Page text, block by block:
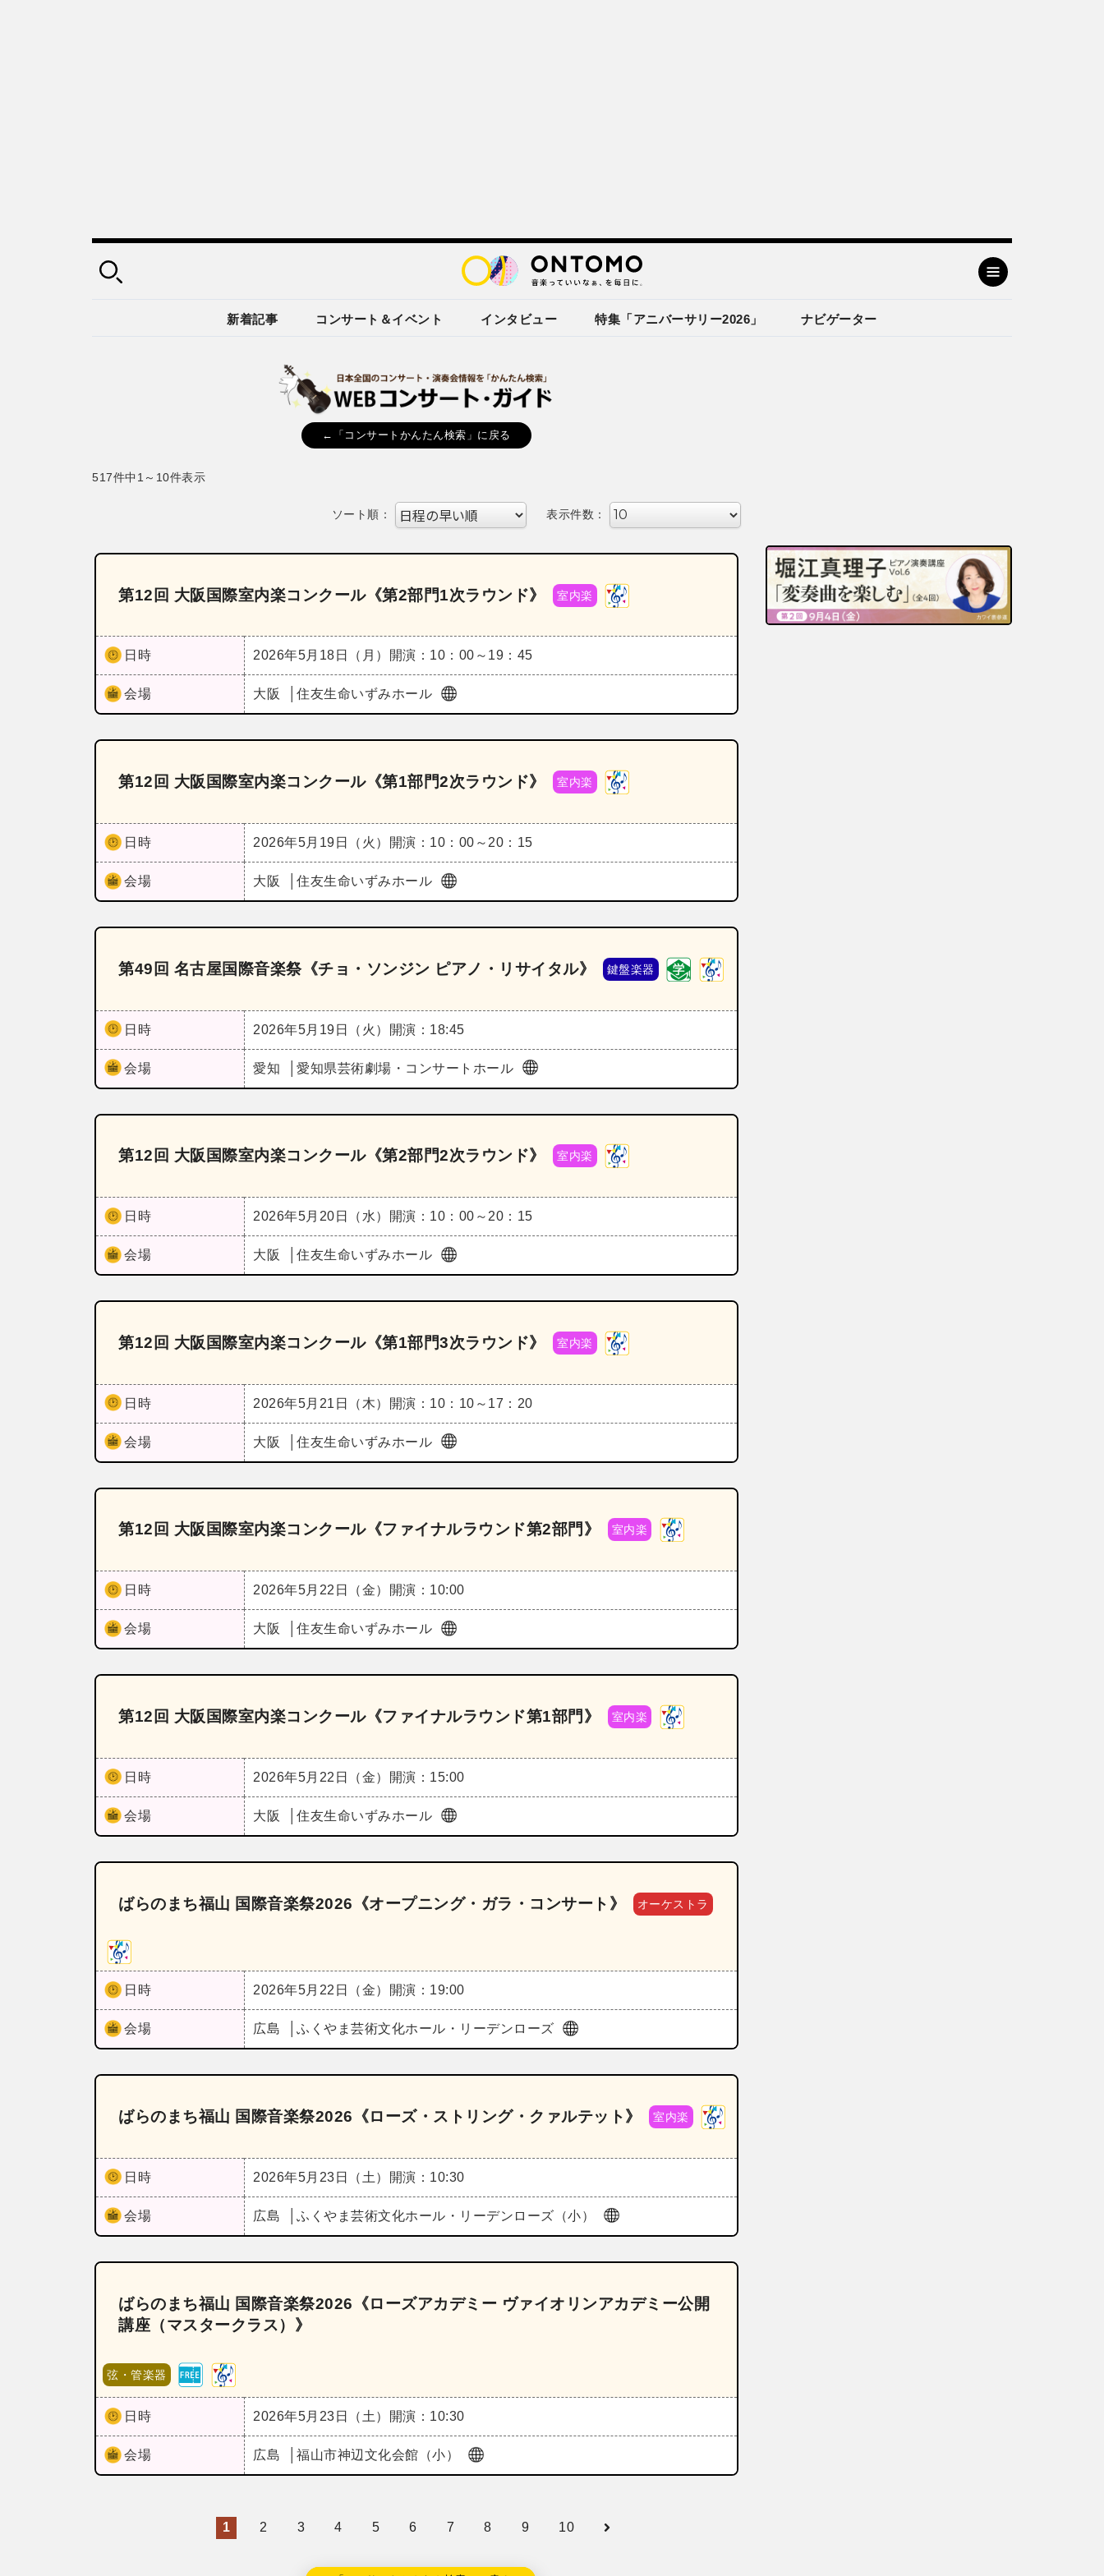
新着記事 コンサート＆イベント インタビュー 特集「アニバーサリー2026」 ナビゲーター
←「コンサートかんたん検索」に戻る
517件中1～10件表示
ソート順： 表示件数：
第12回 大阪国際室内楽コンクール《第2部門1次ラウンド》 室内楽
日時 2026年5月18日（月） 開演：10：00～19：45
会場 大阪 住友生命いずみホール
第12回 大阪国際室内楽コンクール《第1部門2次ラウンド》 室内楽
日時 2026年5月19日（火） 開演：10：00～20：15
会場 大阪 住友生命いずみホール
第49回 名古屋国際音楽祭《チョ・ソンジン ピアノ・リサイタル》 鍵盤楽器
日時 2026年5月19日（火） 開演：18:45
会場 愛知 愛知県芸術劇場・コンサートホール
第12回 大阪国際室内楽コンクール《第2部門2次ラウンド》 室内楽
日時 2026年5月20日（水） 開演：10：00～20：15
会場 大阪 住友生命いずみホール
第12回 大阪国際室内楽コンクール《第1部門3次ラウンド》 室内楽
日時 2026年5月21日（木） 開演：10：10～17：20
会場 大阪 住友生命いずみホール
第12回 大阪国際室内楽コンクール《ファイナルラウンド第2部門》 室内楽
日時 2026年5月22日（金） 開演：10:00
会場 大阪 住友生命いずみホール
第12回 大阪国際室内楽コンクール《ファイナルラウンド第1部門》 室内楽
日時 2026年5月22日（金） 開演：15:00
会場 大阪 住友生命いずみホール
ばらのまち福山 国際音楽祭2026《オープニング・ガラ・コンサート》 オーケストラ
日時 2026年5月22日（金） 開演：19:00
会場 広島 ふくやま芸術文化ホール・リーデンローズ
ばらのまち福山 国際音楽祭2026《ローズ・ストリング・クァルテット》 室内楽
日時 2026年5月23日（土） 開演：10:30
会場 広島 ふくやま芸術文化ホール・リーデンローズ（小）
ばらのまち福山 国際音楽祭2026《ローズアカデミー ヴァイオリンアカデミー公開
講座（マスタークラス）》
弦・管楽器
日時 2026年5月23日（土） 開演：10:30
会場 広島 福山市神辺文化会館（小）
1 2 3 4 5 6 7 8 9 10